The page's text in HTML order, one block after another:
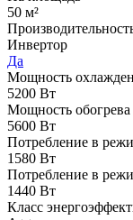
50 м²
Инвертор
Да
Мощность
5200 Вт
Мощность обогрева
5600 Вт
Потребление в
1580 Вт
Потребление в
1440 Вт
Класс